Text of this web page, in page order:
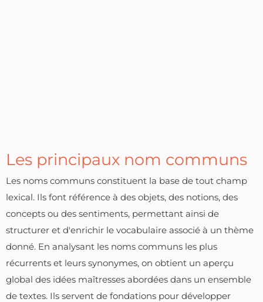
Les principaux nom communs
Les noms communs constituent la base de tout champ
lexical. Ils font référence à des objets, des notions, des
concepts ou des sentiments, permettant ainsi de
structurer et d'enrichir le vocabulaire associé à un thème
donné. En analysant les noms communs les plus
récurrents et leurs synonymes, on obtient un aperçu
global des idées maîtresses abordées dans un ensemble
de textes. Ils servent de fondations pour développer